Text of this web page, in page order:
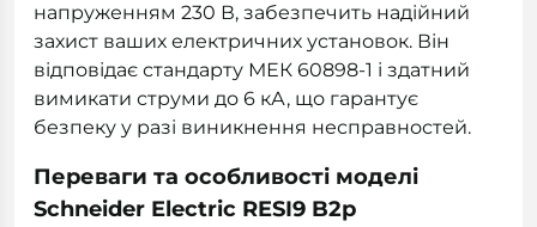
напруженням 230 В, забезпечить надійний
захист ваших електричних установок. Він
відповідає стандарту МЕК 60898-1 і здатний
вимикати струми до 6 кА, що гарантує
безпеку у разі виникнення несправностей.
Переваги та особливості моделі
Schneider Electric RESI9 B2р